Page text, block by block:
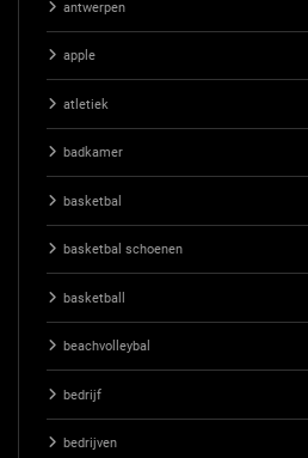
antwerpen
apple
atletiek
badkamer
basketbal
basketbal schoenen
basketball
beachvolleybal
bedrijf
bedrijven